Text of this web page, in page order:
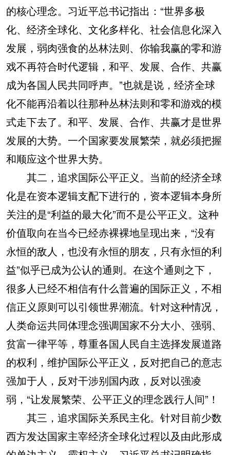
的核心理念。习近平总书记指出：“世界多极
化、经济全球化、文化多样化、社会信息化深入
发展，弱肉强食的丛林法则、你输我赢的零和游
戏不再符合时代逻辑，和平、发展、合作、共赢
成为各国人民共同呼声。”也就是说，经济全球
化不能再沿着以往那种丛林法则和零和游戏的模
式走下去了。和平、发展、合作、共赢才是世界
发展的大势。一个国家要发展繁荣，就必须把握
和顺应这个世界大势。
其二，追求国际公平正义。当前的经济全球
化是在资本逻辑支配下进行的，资本逻辑本身所
关注的是“利益的最大化”而不是公平正义。这种
价值取向在当今已经赤裸裸地呈现出来，“没有
永恒的敌人，也没有永恒的朋友，只有永恒的利
益”似乎已成为公认的通则。在这个通则之下，
很多人已经不相信有什么普遍的国际正义，不相
信正义原则可以引领世界潮流。针对这种情况，
人类命运共同体理念强调国家不分大小、强弱、
贫富一律平等，尊重各国人民自主选择发展道路
的权利，维护国际公平正义，反对把自己的意志
强加于人，反对干涉别国内政，反对以强凌
弱，“让发展繁荣、公平正义的理念践行人间”！
其三，追求国际关系民主化。针对目前少数
西方发达国家主宰经济全球化过程以及由此形成